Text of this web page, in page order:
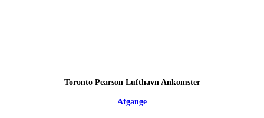
Toronto Pearson Lufthavn Ankomster
Afgange